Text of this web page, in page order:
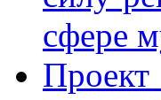
сфере